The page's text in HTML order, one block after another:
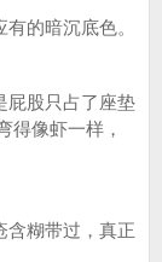
的暗沉底色。
股只占了座垫
得像虾一样，
糊带过，真正